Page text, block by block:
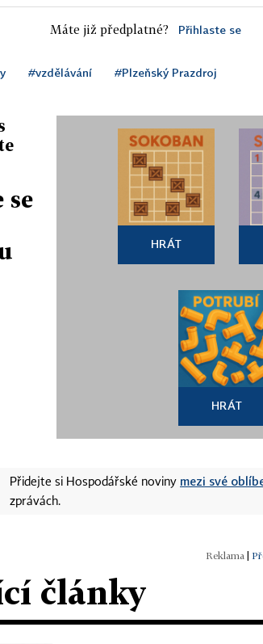
Máte již předplatné? Přihlaste se
#vzdělávání #Plzeňský Prazdroj
se
HRÁT
HRÁT
Přidejte si Hospodářské noviny mezi své
zprávách.
|
články